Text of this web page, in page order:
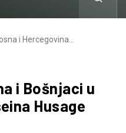
i Hercegovina…
i Bošnjaci u
Husage